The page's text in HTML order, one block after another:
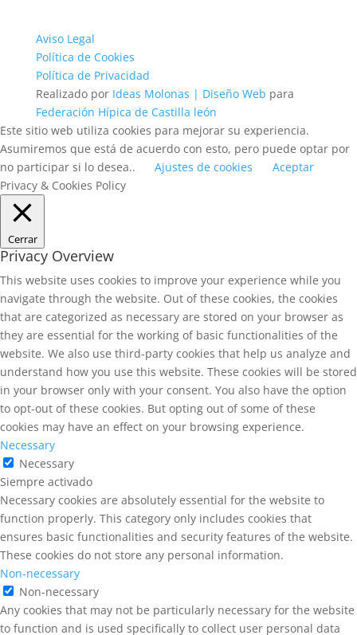
Aviso Legal
Política de Cookies
Política de Privacidad
Realizado por Ideas Molonas | Diseño Web para
Federación Hípica de Castilla león
Este sitio web utiliza cookies para mejorar su experiencia.
Asumiremos que está de acuerdo con esto, pero puede optar por
no participar si lo desea..
Ajustes de cookies
Aceptar
Privacy & Cookies Policy
Cerrar
Privacy Overview
This website uses cookies to improve your experience while you
navigate through the website. Out of these cookies, the cookies
that are categorized as necessary are stored on your browser as
they are essential for the working of basic functionalities of the
website. We also use third-party cookies that help us analyze and
understand how you use this website. These cookies will be stored
in your browser only with your consent. You also have the option
to opt-out of these cookies. But opting out of some of these
cookies may have an effect on your browsing experience.
Necessary
Necessary
Siempre activado
Necessary cookies are absolutely essential for the website to
function properly. This category only includes cookies that
ensures basic functionalities and security features of the website.
These cookies do not store any personal information.
Non-necessary
Non-necessary
Any cookies that may not be particularly necessary for the website
to function and is used specifically to collect user personal data